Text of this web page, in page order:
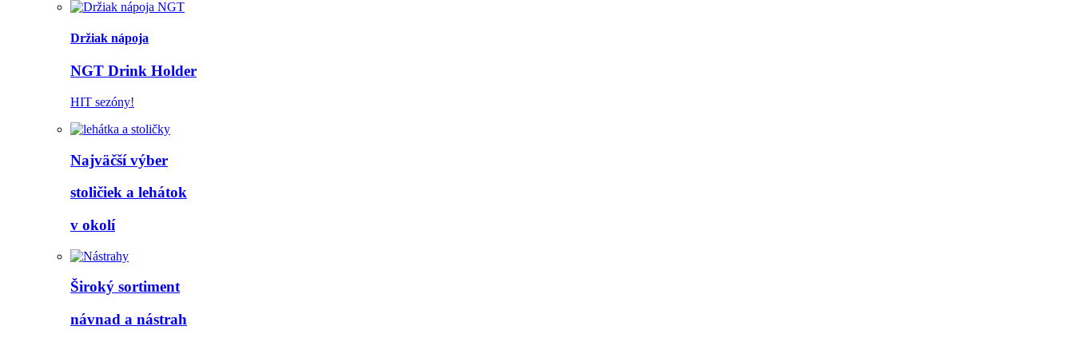
Držiak nápoja
NGT Drink Holder
HIT sezóny!
Najväčší výber
stoličiek a lehátok
v okolí
Široký sortiment
návnad a nástrah